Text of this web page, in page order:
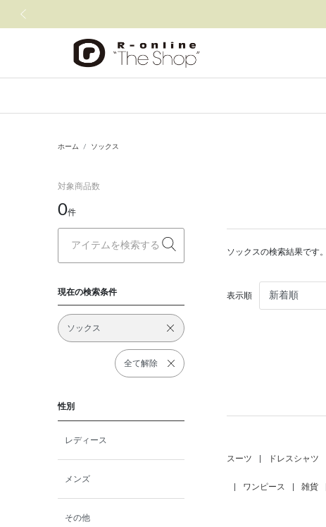
ホーム ソックス
対象商品数
0件
現在の検索条件
ソックス
全て解除
性別
レディース
メンズ
その他
ソックスの検索結果です
表示順
スーツ ドレスシャツ
ワンピース 雑貨